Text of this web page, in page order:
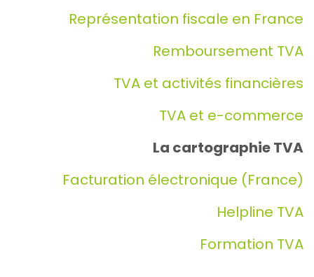
Représentation fiscale en France
Remboursement TVA
TVA et activités financières
TVA et e-commerce
La cartographie TVA
Facturation électronique (France)
Helpline TVA
Formation TVA